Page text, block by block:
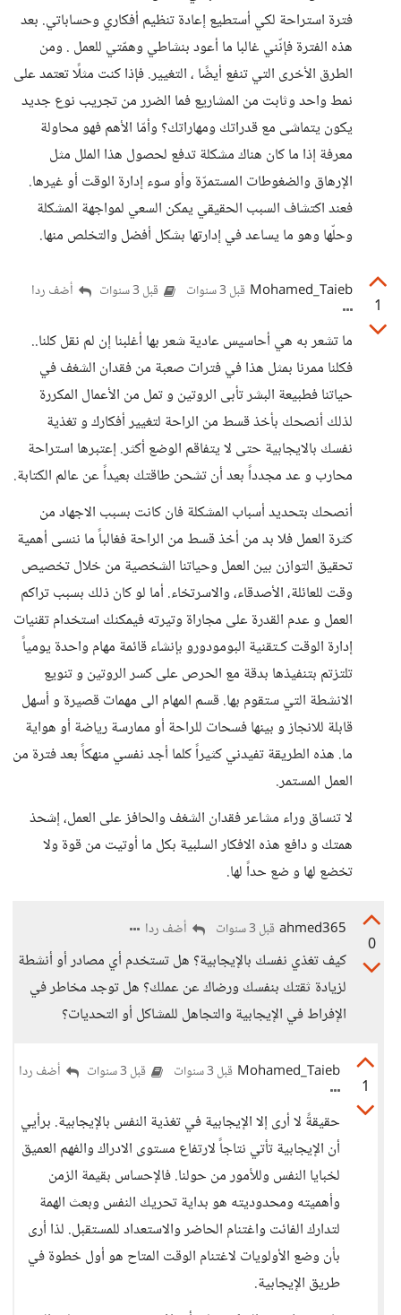
فترة استراحة لكي أستطيع إعادة تنظيم أفكاري وحساباتي. بعد
هذه الفترة فإنّني غالبا ما أعود بنشاطي وهمّتي للعمل . ومن
الطرق الأخرى التي تنفع أيضًا ، التغيير. فإذا كنت مثلًا تعتمد على
نمط واحد وثابت من المشاريع فما الضرر من تجريب نوع جديد
يكون يتماشى مع قدراتك ومهاراتك؟ وأمّا الأهم فهو محاولة
معرفة إذا ما كان هناك مشكلة تدفع لحصول هذا الملل مثل
الإرهاق والضغوطات المستمرّة وأو سوء إدارة الوقت أو غيرها.
فعند اكتشاف السبب الحقيقي يمكن السعي لمواجهة المشكلة
وحلّها وهو ما يساعد في إدارتها بشكل أفضل والتخلص منها.
1
Mohamed_Taieb قبل 3 سنوات قبل 3 سنوات أضف ردا
ما تشعر به هي أحاسيس عادية شعر بها أغلبنا إن لم نقل كلنا..
فكلنا ممرنا بمثل هذا في فترات صعبة من فقدان الشغف في
حياتنا فطبيعة البشر تأبى الروتين و تمل من الأعمال المكررة
لذلك أنصحك بأخذ قسط من الراحة لتغيير أفكارك و تغذية
نفسك بالايجابية حتى لا يتفاقم الوضع أكثر. إعتبرها استراحة
محارب و عد مجدداً بعد أن تشحن طاقتك بعيداً عن عالم الكتابة.
أنصحك بتحديد أسباب المشكلة فان كانت بسبب الاجهاد من
كثرة العمل فلا بد من أخذ قسط من الراحة فغالباً ما ننسى أهمية
تحقيق التوازن بين العمل وحياتنا الشخصية من خلال تخصيص
وقت للعائلة، الأصدقاء، والاسرتخاء. أما لو كان ذلك بسبب تراكم
العمل و عدم القدرة على مجاراة وتيرته فيمكنك استخدام تقنيات
إدارة الوقت كـتقنية البومودورو بإنشاء قائمة مهام واحدة يومياً
تلتزتم بتنفيذها بدقة مع الحرص على كسر الروتين و تنويع
الانشطة التي ستقوم بها. قسم المهام الى مهمات قصيرة و أسهل
قابلة للانجاز و بينها فسحات للراحة أو ممارسة رياضة أو هواية
ما. هذه الطريقة تفيدني كثيراً كلما أجد نفسي منهكاً بعد فترة من
العمل المستمر.
لا تنساق وراء مشاعر فقدان الشغف والحافز على العمل، إشحذ
همتك و دافع هذه الافكار السلبية بكل ما أوتيت من قوة ولا
تخضع لها و ضع حداً لها.
0
ahmed365 قبل 3 سنوات أضف ردا
كيف تغذي نفسك بالإيجابية؟ هل تستخدم أي مصادر أو أنشطة
لزيادة ثقتك بنفسك ورضاك عن عملك؟ هل توجد مخاطر في
الإفراط في الإيجابية والتجاهل للمشاكل أو التحديات؟
1
Mohamed_Taieb قبل 3 سنوات قبل 3 سنوات أضف ردا
حقيقةً لا أرى إلا الإيجابية في تغذية النفس بالإيجابية. برأيي
أن الإيجابية تأتي نتاجاً لارتفاع مستوى الادراك والفهم العميق
لخبايا النفس وللأمور من حولنا. فالإحساس بقيمة الزمن
وأهميته ومحدوديته هو بداية تحريك النفس وبعث الهمة
لتدارك الفائت واغتنام الحاضر والاستعداد للمستقبل. لذا أرى
بأن وضع الأولويات لاغتنام الوقت المتاح هو أول خطوة في
طريق الإيجابية.